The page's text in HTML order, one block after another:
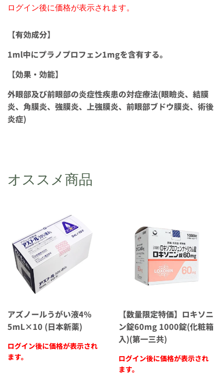
ログイン後に価格が表示されます。
【有効成分】
1ml中にプラノプロフェン1mgを含有する。
【効果・効能】
外眼部及び前眼部の炎症性疾患の対症療法(眼瞼炎、結膜
炎、角膜炎、強膜炎、上強膜炎、前眼部ブドウ膜炎、術後
炎症)
オススメ商品
アズノールうがい液4%
5mL×10 (日本新薬)
ログイン後に価格が表示され
ます。
【数量限定特価】ロキソニ
ン錠60mg 1000錠(化粧箱
入)(第一三共)
ログイン後に価格が表示され
ます。